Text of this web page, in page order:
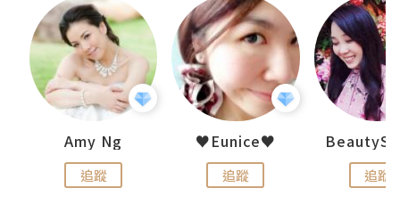
Amy Ng
追蹤
♥Eunice♥
追蹤 追蹤